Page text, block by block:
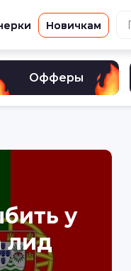
Новичкам
Офферы
у
лид